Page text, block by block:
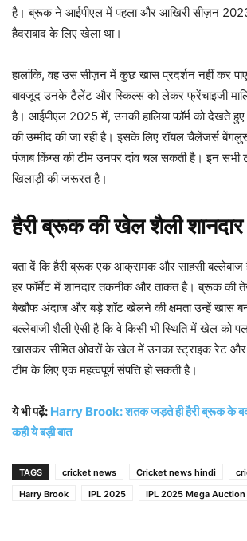
है। ब्रूक ने आईपीएल में पहला और आखिरी सीज़न
हैदराबाद के लिए खेला था।
हालांकि, वह उस सीज़न में कुछ खास प्रदर्शन नहीं कर
बावजूद उनके टैलेंट और स्किल्स को लेकर फ्रेंचाइजी
है। आईपीएल 2025 में, उनकी हालिया फॉर्म को देखते
की उम्मीद की जा रही है। इसके लिए रॉयल चैलेंजर्स
पंजाब किंग्स की टीम उनपर दांव चल सकती है। इन सभी
खिलाड़ी की जरूरत है।
हैरी ब्रूक की खेल शैली शानदार
बता दें कि हैरी ब्रूक एक आक्रामक और साहसी
हर फॉर्मेट में शानदार तकनीक और ताकत है। ब्रूक की
बेखौफ अंदाज और बड़े शॉट खेलने की क्षमता उन्हें खास
बल्लेबाजी शैली ऐसी है कि वे किसी भी स्थिति में खेल को
खासकर सीमित ओवरों के खेल में उनका स्ट्राइक रेट और
टीम के लिए एक महत्वपूर्ण संपत्ति हो सकती है।
ये भी पढ़ें: Harry Brook: शतक जड़ते ही हैरी ब्रूक के
कही ये बड़ी बात
TAGS cricket news Cricket news hindi
Harry Brook
IPL 2025 IPL 2025 Mega Auction